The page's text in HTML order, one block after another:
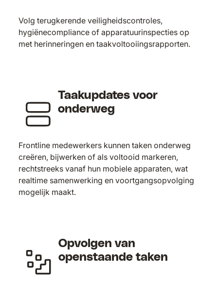
Volg terugkerende veiligheidscontroles,
hygiënecompliance of apparatuurinspecties op
met herinneringen en taakvoltooiingsrapporten.
Taakupdates voor
onderweg
Frontline medewerkers kunnen taken onderweg
creëren, bijwerken of als voltooid markeren,
rechtstreeks vanaf hun mobiele apparaten, wat
realtime samenwerking en voortgangsopvolging
mogelijk maakt.
Opvolgen van
openstaande taken